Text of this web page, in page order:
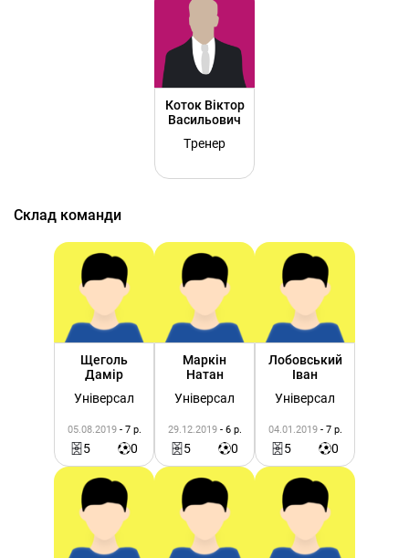
Коток Віктор
Васильович
Тренер
Склад команди
Щеголь
Дамір
Універсал
05.08.2019 - 7 р.
5 0
Маркін
Натан
Універсал
29.12.2019 - 6 р.
5 0
Лобовський
Іван
Універсал
04.01.2019 - 7 р.
5 0